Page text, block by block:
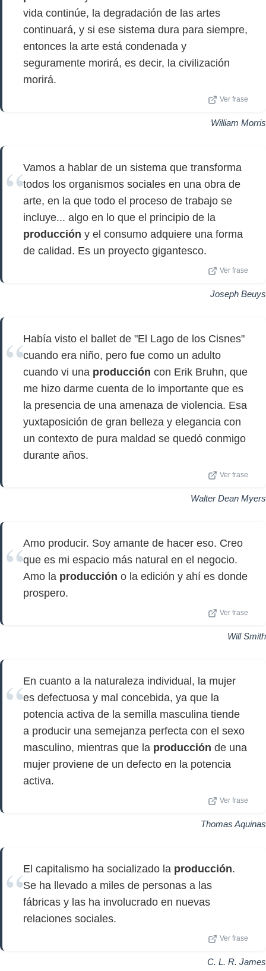
vida continúe, la degradación de las artes
continuará, y si ese sistema dura para siempre,
entonces la arte está condenada y
seguramente morirá, es decir, la civilización
morirá.
Ver frase
William Morris
Vamos a hablar de un sistema que transforma
todos los organismos sociales en una obra de
arte, en la que todo el proceso de trabajo se
incluye... algo en lo que el principio de la
producción y el consumo adquiere una forma
de calidad. Es un proyecto gigantesco.
Ver frase
Joseph Beuys
Había visto el ballet de "El Lago de los Cisnes"
cuando era niño, pero fue como un adulto
cuando vi una producción con Erik Bruhn, que
me hizo darme cuenta de lo importante que es
la presencia de una amenaza de violencia. Esa
yuxtaposición de gran belleza y elegancia con
un contexto de pura maldad se quedó conmigo
durante años.
Ver frase
Walter Dean Myers
Amo producir. Soy amante de hacer eso. Creo
que es mi espacio más natural en el negocio.
Amo la producción o la edición y ahí es donde
prospero.
Ver frase
Will Smith
En cuanto a la naturaleza individual, la mujer
es defectuosa y mal concebida, ya que la
potencia activa de la semilla masculina tiende
a producir una semejanza perfecta con el sexo
masculino, mientras que la producción de una
mujer proviene de un defecto en la potencia
activa.
Ver frase
Thomas Aquinas
El capitalismo ha socializado la producción.
Se ha llevado a miles de personas a las
fábricas y las ha involucrado en nuevas
relaciones sociales.
Ver frase
C. L. R. James